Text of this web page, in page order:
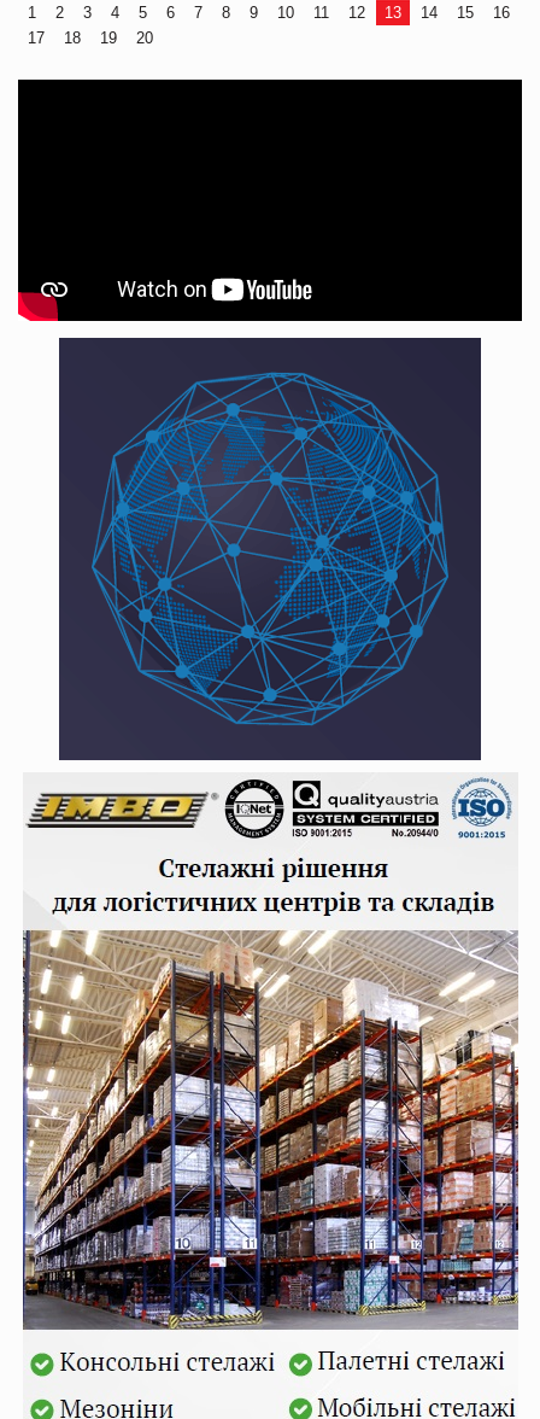
1 2 3 4 5 6 7 8 9 10 11 12 13 14 15
16
17
18 19 20